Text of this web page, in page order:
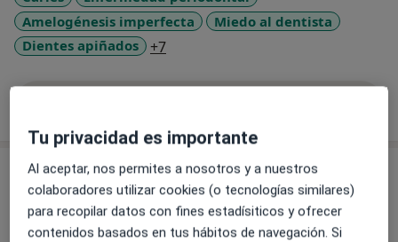
Amelogénesis imperfecta
Miedo al dentista
Dientes apiñados
+7a11y_sr_more_diseases
Servicios y precios
Primera visita Odontología
Detalles
Tu privacidad es importante
Al aceptar, nos permites a nosotros y a nuestros
colaboradores utilizar cookies (o tecnologías similares)
para recopilar datos con fines estadísiticos y ofrecer
contenidos basados en tus hábitos de navegación. Si